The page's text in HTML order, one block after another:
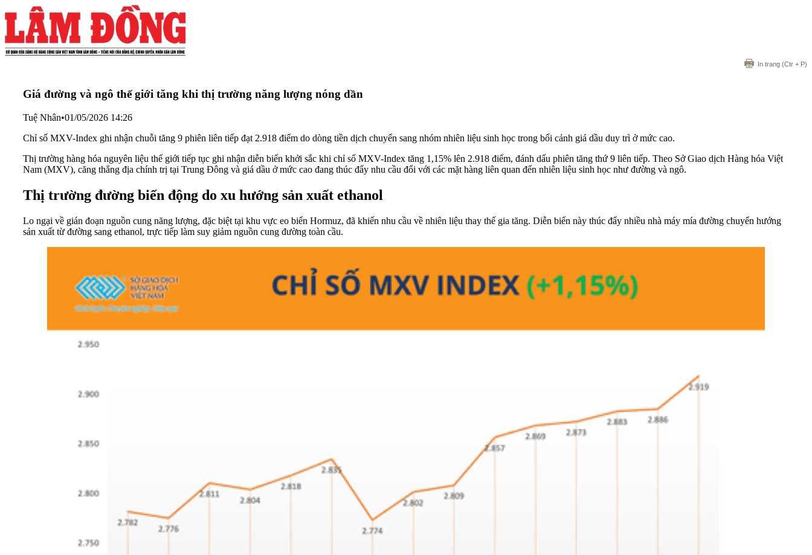
In trang (Ctr + P)
Giá đường và ngô thế giới tăng khi thị trường năng lượng nóng dần
Tuệ Nhân•01/05/2026 14:26
Chỉ số MXV-Index ghi nhận chuỗi tăng 9 phiên liên tiếp đạt 2.918 điểm do dòng tiền dịch chuyển sang nhóm nhiên liệu sinh học trong bối cảnh giá dầu duy trì ở mức cao.
Thị trường hàng hóa nguyên liệu thế giới tiếp tục ghi nhận diễn biến khởi sắc khi chỉ số MXV-Index tăng 1,15% lên 2.918 điểm, đánh dấu phiên tăng thứ 9 liên tiếp. Theo Sở Giao dịch Hàng hóa Việt
Nam (MXV), căng thẳng địa chính trị tại Trung Đông và giá dầu ở mức cao đang thúc đẩy nhu cầu đối với các mặt hàng liên quan đến nhiên liệu sinh học như đường và ngô.
Thị trường đường biến động do xu hướng sản xuất ethanol
Lo ngại về gián đoạn nguồn cung năng lượng, đặc biệt tại khu vực eo biển Hormuz, đã khiến nhu cầu về nhiên liệu thay thế gia tăng. Diễn biến này thúc đẩy nhiều nhà máy mía đường chuyển hướng
sản xuất từ đường sang ethanol, trực tiếp làm suy giảm nguồn cung đường toàn cầu.